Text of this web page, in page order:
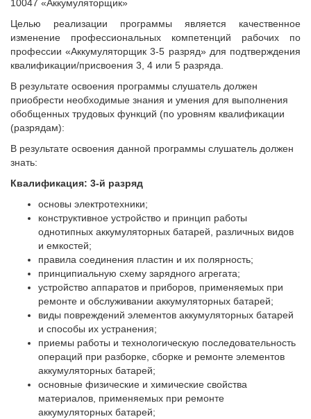
10047 «Аккумуляторщик»
Целью реализации программы является качественное
изменение профессиональных компетенций рабочих по
профессии «Аккумуляторщик 3-5 разряд» для подтверждения
квалификации/присвоения 3, 4 или 5 разряда.
В результате освоения программы слушатель должен
приобрести необходимые знания и умения для выполнения
обобщенных трудовых функций (по уровням квалификации
(разрядам):
В результате освоения данной программы слушатель должен
знать:
Квалификация: 3-й разряд
основы электротехники;
конструктивное устройство и принцип работы
однотипных аккумуляторных батарей, различных видов
и емкостей;
правила соединения пластин и их полярность;
принципиальную схему зарядного агрегата;
устройство аппаратов и приборов, применяемых при
ремонте и обслуживании аккумуляторных батарей;
виды повреждений элементов аккумуляторных батарей
и способы их устранения;
приемы работы и технологическую последовательность
операций при разборке, сборке и ремонте элементов
аккумуляторных батарей;
основные физические и химические свойства
материалов, применяемых при ремонте
аккумуляторных батарей;